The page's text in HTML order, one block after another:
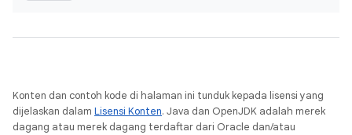
Konten dan contoh kode di halaman ini tunduk kepada lisensi yang
dijelaskan dalam Lisensi Konten. Java dan OpenJDK adalah merek
dagang atau merek dagang terdaftar dari Oracle dan/atau